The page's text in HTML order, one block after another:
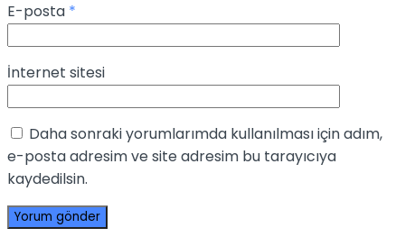
E-posta *
İnternet sitesi
Daha sonraki yorumlarımda kullanılması için adım,
e-posta adresim ve site adresim bu tarayıcıya
kaydedilsin.